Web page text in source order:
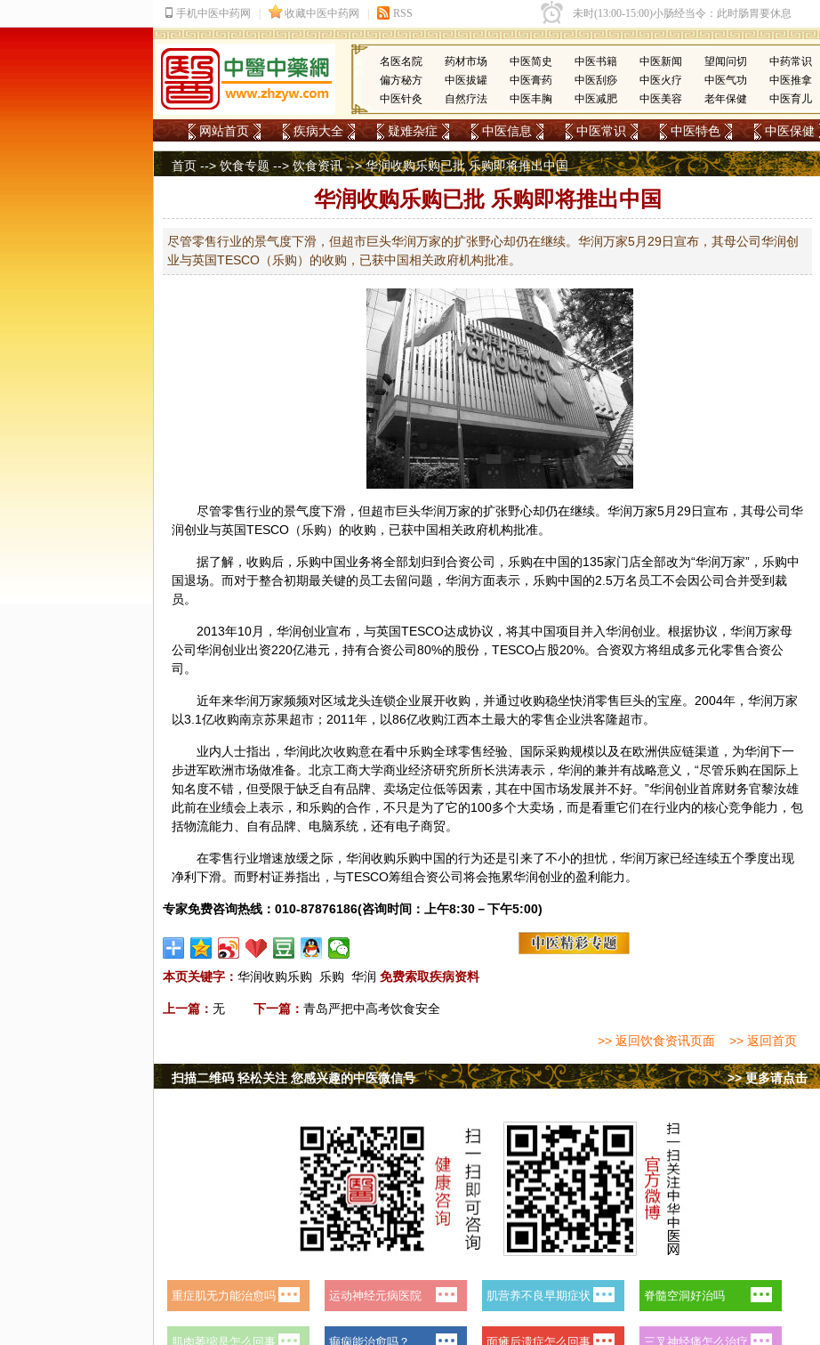
名医名院 药材市场 中医简史 中医书籍 中医新闻 望闻问切 中药常识
偏方秘方
中医拔罐 中医膏药 中医刮痧 中医火疗 中医气功 中医推拿
中医针灸
自然疗法 中医丰胸 中医减肥 中医美容 老年保健 中医育儿
网站首页 疾病大全 疑难杂症 中医信息 中医常识 中医特色 中医保健
首页 -->饮食专题 -->饮食资讯--> 华润收购乐购已批 乐购即将推出中国
华润收购乐购已批 乐购即将推出中国
尽管零售行业的景气度下滑，但超市巨头华润万家的扩张野心却仍在继续。华润万家5月29日宣布，其母公司华润创
业与英国TESCO（乐购）的收购，已获中国相关政府机构批准。
尽管零售行业的景气度下滑，但超市巨头华润万家的扩张野心却仍在继续。华润万家5月29日宣布，其母公司华
润创业与英国TESCO（乐购）的收购，已获中国相关政府机构批准。
据了解，收购后，乐购中国业务将全部划归到合资公司，乐购在中国的135家门店全部改为“华润万家”，乐购中
国退场。而对于整合初期最关键的员工去留问题，华润方面表示，乐购中国的2.5万名员工不会因公司合并受到裁
员。
2013年10月，华润创业宣布，与英国TESCO达成协议，将其中国项目并入华润创业。根据协议，华润万家母
公司华润创业出资220亿港元，持有合资公司80%的股份，TESCO占股20%。合资双方将组成多元化零售合资公
司。
近年来华润万家频频对区域龙头连锁企业展开收购，并通过收购稳坐快消零售巨头的宝座。2004年，华润万家
以3.1亿收购南京苏果超市；2011年，以86亿收购江西本土最大的零售企业洪客隆超市。
业内人士指出，华润此次收购意在看中乐购全球零售经验、国际采购规模以及在欧洲供应链渠道，为华润下一
步进军欧洲市场做准备。北京工商大学商业经济研究所所长洪涛表示，华润的兼并有战略意义，“尽管乐购在国际上
知名度不错，但受限于缺乏自有品牌、卖场定位低等因素，其在中国市场发展并不好。”华润创业首席财务官黎汝雄
此前在业绩会上表示，和乐购的合作，不只是为了它的100多个大卖场，而是看重它们在行业内的核心竞争能力，包
括物流能力、自有品牌、电脑系统，还有电子商贸。
在零售行业增速放缓之际，华润收购乐购中国的行为还是引来了不小的担忧，华润万家已经连续五个季度出现
净利下滑。而野村证券指出，与TESCO筹组合资公司将会拖累华润创业的盈利能力。
专家免费咨询热线：010-87876186(咨询时间：上午8:30－下午5:00)
本页关键字： 华润收购乐购 乐购 华润 免费索取疾病资料
上一篇： 无 下一篇： 青岛严把中高考饮食安全
>> 返回饮食资讯页面 >> 返回首页
>> 更多请点击
扫描二维码 轻松关注 您感兴趣的中医微信号